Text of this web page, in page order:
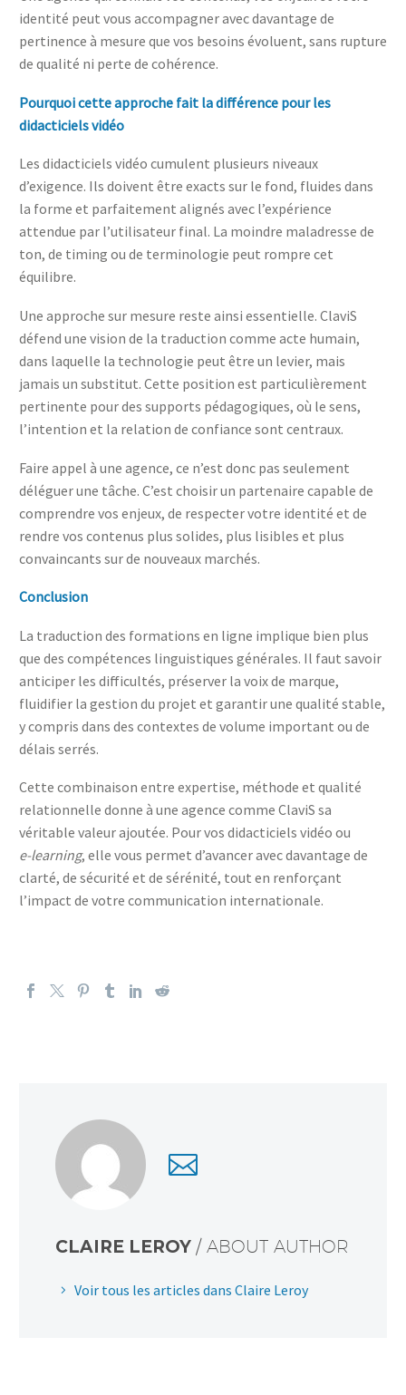
identité peut vous accompagner avec davantage de
pertinence à mesure que vos besoins évoluent, sans rupture
de qualité ni perte de cohérence.
Pourquoi cette approche fait la différence pour les
didacticiels vidéo
Les didacticiels vidéo cumulent plusieurs niveaux
d’exigence. Ils doivent être exacts sur le fond, fluides dans
la forme et parfaitement alignés avec l’expérience
attendue par l’utilisateur final. La moindre maladresse de
ton, de timing ou de terminologie peut rompre cet
équilibre.
Une approche sur mesure reste ainsi essentielle. ClaviS
défend une vision de la traduction comme acte humain,
dans laquelle la technologie peut être un levier, mais
jamais un substitut. Cette position est particulièrement
pertinente pour des supports pédagogiques, où le sens,
l’intention et la relation de confiance sont centraux.
Faire appel à une agence, ce n’est donc pas seulement
déléguer une tâche. C’est choisir un partenaire capable de
comprendre vos enjeux, de respecter votre identité et de
rendre vos contenus plus solides, plus lisibles et plus
convaincants sur de nouveaux marchés.
Conclusion
La traduction des formations en ligne implique bien plus
que des compétences linguistiques générales. Il faut savoir
anticiper les difficultés, préserver la voix de marque,
fluidifier la gestion du projet et garantir une qualité stable,
y compris dans des contextes de volume important ou de
délais serrés.
Cette combinaison entre expertise, méthode et qualité
relationnelle donne à une agence comme ClaviS sa
véritable valeur ajoutée. Pour vos didacticiels vidéo ou
e‑learning, elle vous permet d’avancer avec davantage de
clarté, de sécurité et de sérénité, tout en renforçant
l’impact de votre communication internationale.
CLAIRE LEROY / ABOUT AUTHOR
Voir tous les articles dans Claire Leroy